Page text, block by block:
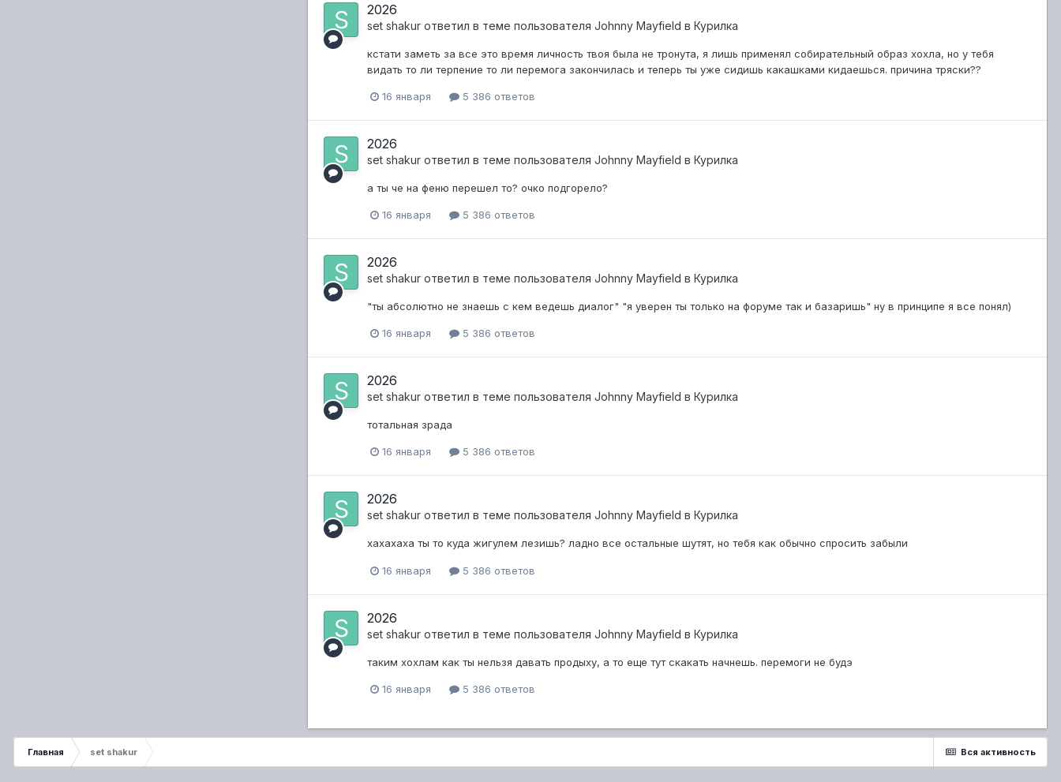
2026
set shakur ответил в теме пользователя Johnny Mayfield в Курилка
кстати заметь за все это время личность твоя была не тронута, я лишь применял собирательный образ хохла, но у тебя
видать то ли терпение то ли перемога закончилась и теперь ты уже сидишь какашками кидаешься. причина тряски??
16 января 5 386 ответов
2026
set shakur ответил в теме пользователя Johnny Mayfield в Курилка
а ты че на феню перешел то? очко подгорело?
16 января 5 386 ответов
2026
set shakur ответил в теме пользователя Johnny Mayfield в Курилка
"ты абсолютно не знаешь с кем ведешь диалог" "я уверен ты только на форуме так и базаришь" ну в принципе я все понял)
16 января 5 386 ответов
2026
set shakur ответил в теме пользователя Johnny Mayfield в Курилка
тотальная зрада
16 января 5 386 ответов
2026
set shakur ответил в теме пользователя Johnny Mayfield в Курилка
хахахаха ты то куда жигулем лезишь? ладно все остальные шутят, но тебя как обычно спросить забыли
16 января 5 386 ответов
2026
set shakur ответил в теме пользователя Johnny Mayfield в Курилка
таким хохлам как ты нельзя давать продыху, а то еще тут скакать начнешь. перемоги не будэ
16 января 5 386 ответов
Вся активность
Главная set shakur